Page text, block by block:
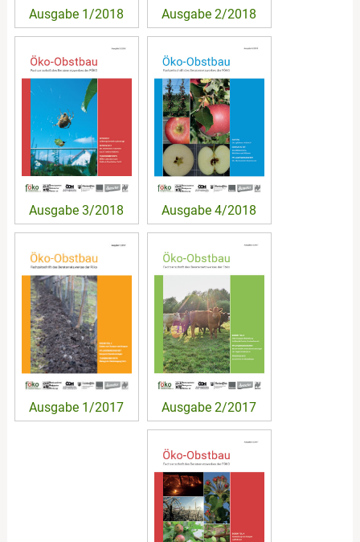
Ausgabe 1/2018 Ausgabe 2/2018
Ausgabe 3/2018 Ausgabe 4/2018
Ausgabe 1/2017 Ausgabe 2/2017